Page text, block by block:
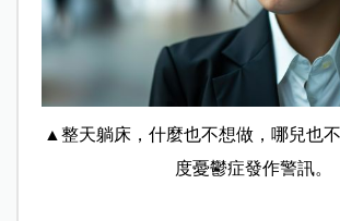
▲整天躺床，什麼也不想做，哪兒也
度憂鬱症發作警訊。